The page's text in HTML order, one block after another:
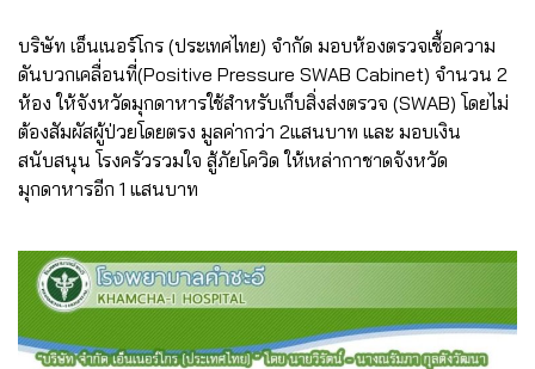
บริษัท เอ็นเนอร์โกร (ประเทศไทย) จำกัด มอบห้องตรวจเชื้อความ
ดันบวกเคลื่อนที่(Positive Pressure SWAB Cabinet) จำนวน 2
ห้อง ให้จังหวัดมุกดาหารใช้สำหรับเก็บสิ่งส่งตรวจ (SWAB) โดยไม่
ต้องสัมผัสผู้ป่วยโดยตรง มูลค่ากว่า 2แสนบาท และ มอบเงิน
สนับสนุน โรงครัวรวมใจ สู้ภัยโควิด ให้เหล่ากาชาดจังหวัด
มุกดาหารอีก 1 แสนบาท